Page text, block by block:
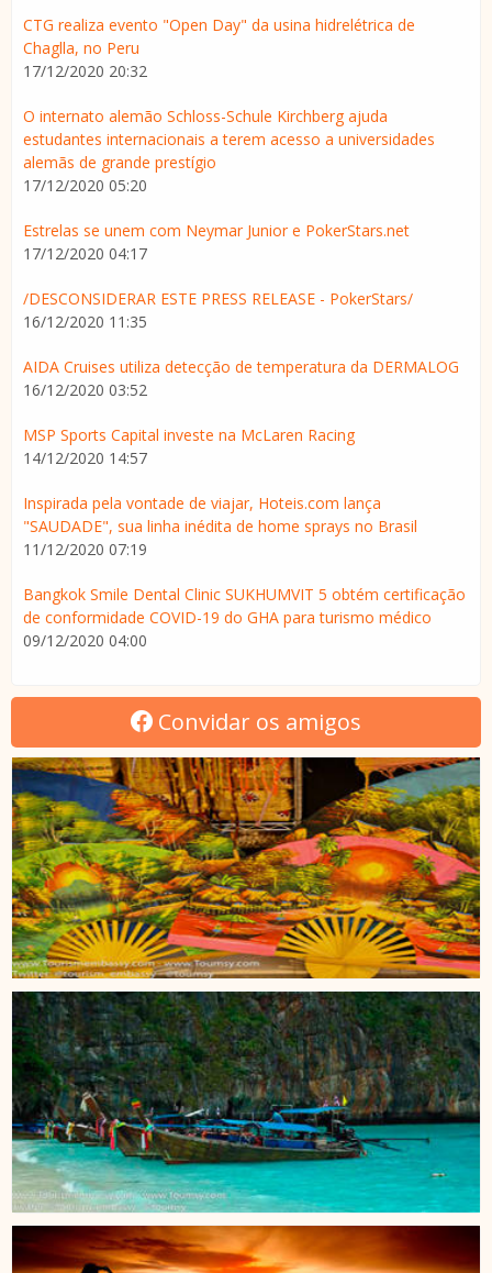
CTG realiza evento "Open Day" da usina hidrelétrica de
Chaglla, no Peru
17/12/2020 20:32
O internato alemão Schloss-Schule Kirchberg ajuda
estudantes internacionais a terem acesso a universidades
alemãs de grande prestígio
17/12/2020 05:20
Estrelas se unem com Neymar Junior e PokerStars.net
17/12/2020 04:17
/DESCONSIDERAR ESTE PRESS RELEASE - PokerStars/
16/12/2020 11:35
AIDA Cruises utiliza detecção de temperatura da DERMALOG
16/12/2020 03:52
MSP Sports Capital investe na McLaren Racing
14/12/2020 14:57
Inspirada pela vontade de viajar, Hoteis.com lança
"SAUDADE", sua linha inédita de home sprays no Brasil
11/12/2020 07:19
Bangkok Smile Dental Clinic SUKHUMVIT 5 obtém certificação
de conformidade COVID-19 do GHA para turismo médico
09/12/2020 04:00
Convidar os amigos